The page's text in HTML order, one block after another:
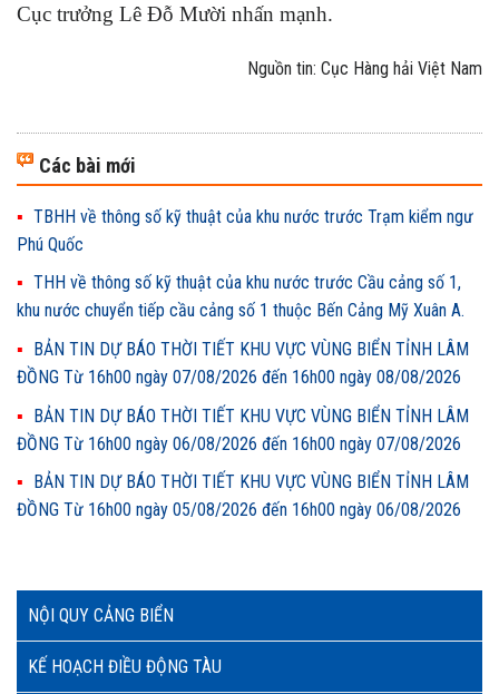
NỘI QUY CẢNG BIỂN
KẾ HOẠCH ĐIỀU ĐỘNG TÀU
Cục trưởng Lê Đỗ Mười nhấn mạnh.
Nguồn tin: Cục Hàng hải Việt Nam
Các bài mới
TBHH về thông số kỹ thuật của khu nước trước Trạm kiểm ngư
Phú Quốc
THH về thông số kỹ thuật của khu nước trước Cầu cảng số 1,
khu nước chuyển tiếp cầu cảng số 1 thuộc Bến Cảng Mỹ Xuân A.
BẢN TIN DỰ BÁO THỜI TIẾT KHU VỰC VÙNG BIỂN TỈNH LÂM
ĐỒNG Từ 16h00 ngày 07/08/2026 đến 16h00 ngày 08/08/2026
BẢN TIN DỰ BÁO THỜI TIẾT KHU VỰC VÙNG BIỂN TỈNH LÂM
ĐỒNG Từ 16h00 ngày 06/08/2026 đến 16h00 ngày 07/08/2026
BẢN TIN DỰ BÁO THỜI TIẾT KHU VỰC VÙNG BIỂN TỈNH LÂM
ĐỒNG Từ 16h00 ngày 05/08/2026 đến 16h00 ngày 06/08/2026